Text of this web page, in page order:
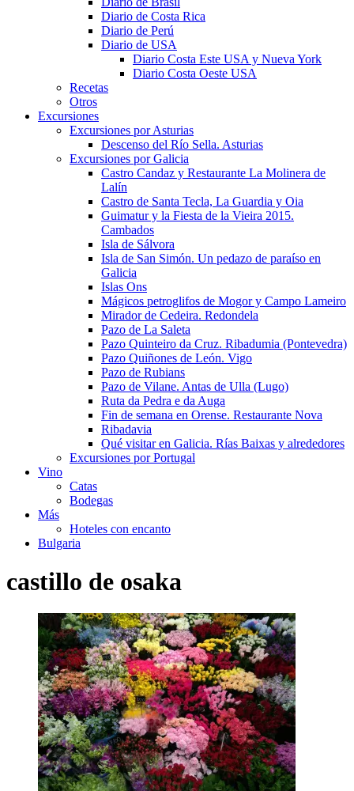
Diario de Costa Rica
Diario de Perú
Diario de USA
Diario Costa Este USA y Nueva York
Diario Costa Oeste USA
Recetas
Otros
Excursiones
Excursiones por Asturias
Descenso del Río Sella. Asturias
Excursiones por Galicia
Castro Candaz y Restaurante La Molinera de
Lalín
Castro de Santa Tecla, La Guardia y Oia
Guimatur y la Fiesta de la Vieira 2015.
Cambados
Isla de Sálvora
Isla de San Simón. Un pedazo de paraíso en
Galicia
Islas Ons
Mágicos petroglifos de Mogor y Campo Lameiro
Mirador de Cedeira. Redondela
Pazo de La Saleta
Pazo Quinteiro da Cruz. Ribadumia (Pontevedra)
Pazo Quiñones de León. Vigo
Pazo de Rubians
Pazo de Vilane. Antas de Ulla (Lugo)
Ruta da Pedra e da Auga
Fin de semana en Orense. Restaurante Nova
Ribadavia
Qué visitar en Galicia. Rías Baixas y alrededores
Excursiones por Portugal
Vino
Catas
Bodegas
Más
Hoteles con encanto
Bulgaria
castillo de osaka